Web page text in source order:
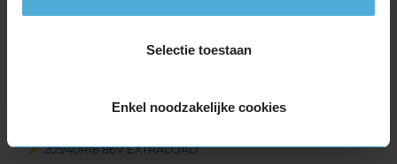
Selectie toestaan
Enkel noodzakelijke cookies
265/65R17 116V EXTRALOAD
175/60R18 85V
205/40R18 86V EXTRALOAD